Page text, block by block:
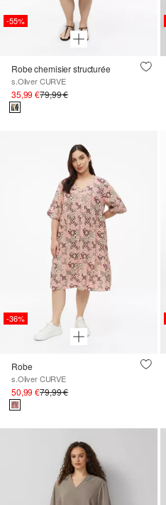
-55%
Robe chemisier structurée
s.Oliver CURVE
35,99 €79,99 €
-36%
Robe
s.Oliver CURVE
50,99 €79,99 €